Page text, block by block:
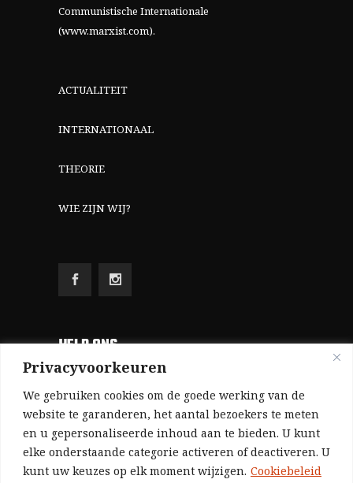
Privacyvoorkeuren
We gebruiken cookies om de goede werking van de
website te garanderen, het aantal bezoekers te meten
en u gepersonaliseerde inhoud aan te bieden. U kunt
elke onderstaande categorie activeren of deactiveren. U
kunt uw keuzes op elk moment wijzigen. Cookiebeleid
Communistische Internationale
(www.marxist.com).
ACTUALITEIT
INTERNATIONAAL
THEORIE
WIE ZIJN WIJ?
HELP ONS
Aangezien we volledig zelf gefinancierd zijn
(zonder subsidies, zonder commerciële
advertenties en zonder rijke sponsors), zijn we
voor de publicatie van ons tijdschrift uitsluitend
afhankelijk van de financiële steun van onze